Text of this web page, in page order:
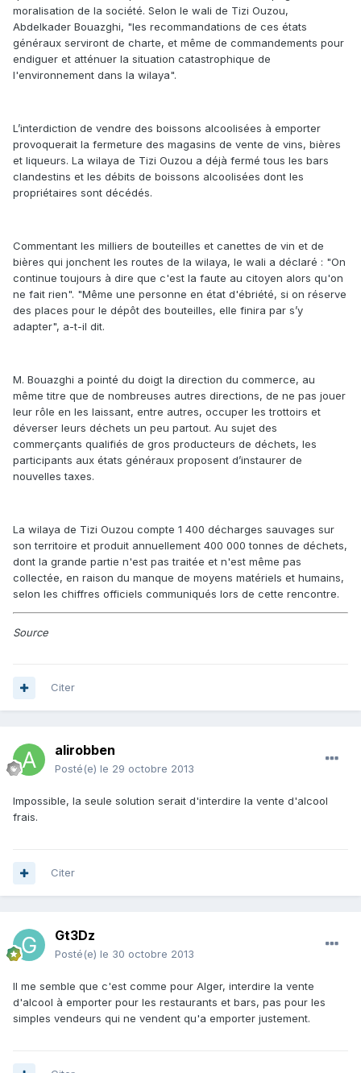
moralisation de la société. Selon le wali de Tizi Ouzou,
Abdelkader Bouazghi, "les recommandations de ces états
généraux serviront de charte, et même de commandements pour
endiguer et atténuer la situation catastrophique de
l'environnement dans la wilaya".
L’interdiction de vendre des boissons alcoolisées à emporter
provoquerait la fermeture des magasins de vente de vins, bières
et liqueurs. La wilaya de Tizi Ouzou a déjà fermé tous les bars
clandestins et les débits de boissons alcoolisées dont les
propriétaires sont décédés.
Commentant les milliers de bouteilles et canettes de vin et de
bières qui jonchent les routes de la wilaya, le wali a déclaré : "On
continue toujours à dire que c'est la faute au citoyen alors qu'on
ne fait rien". "Même une personne en état d'ébriété, si on réserve
des places pour le dépôt des bouteilles, elle finira par s’y
adapter", a-t-il dit.
M. Bouazghi a pointé du doigt la direction du commerce, au
même titre que de nombreuses autres directions, de ne pas jouer
leur rôle en les laissant, entre autres, occuper les trottoirs et
déverser leurs déchets un peu partout. Au sujet des
commerçants qualifiés de gros producteurs de déchets, les
participants aux états généraux proposent d’instaurer de
nouvelles taxes.
La wilaya de Tizi Ouzou compte 1 400 décharges sauvages sur
son territoire et produit annuellement 400 000 tonnes de déchets,
dont la grande partie n'est pas traitée et n'est même pas
collectée, en raison du manque de moyens matériels et humains,
selon les chiffres officiels communiqués lors de cette rencontre.
Source
Citer
alirobben
Posté(e) le 29 octobre 2013
Impossible, la seule solution serait d'interdire la vente d'alcool
frais.
Citer
Gt3Dz
Posté(e) le 30 octobre 2013
Il me semble que c'est comme pour Alger, interdire la vente
d'alcool à emporter pour les restaurants et bars, pas pour les
simples vendeurs qui ne vendent qu'a emporter justement.